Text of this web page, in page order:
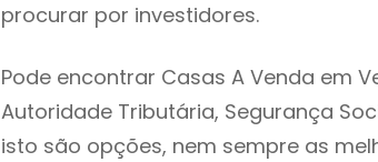
procurar por investidores.
Pode encontrar Casas A Venda em
Autoridade Tributária, Segurança
isto são opções, nem sempre as